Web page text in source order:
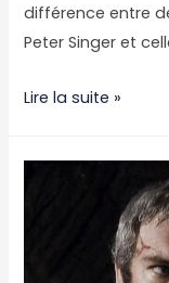
différence entre
Peter Singer et
Droit
Lire la suite »